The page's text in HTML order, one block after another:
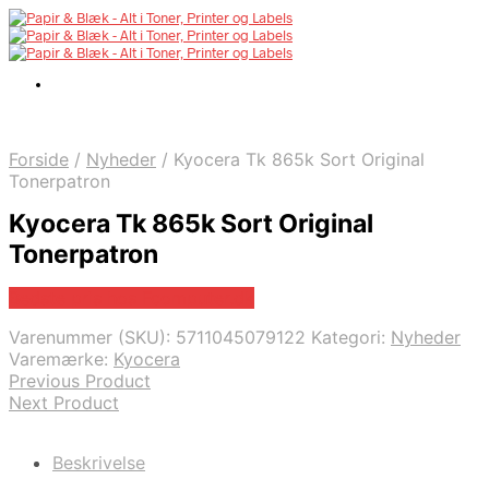
Forside / Nyheder / Kyocera Tk 865k Sort Original
Tonerpatron
Kyocera Tk 865k Sort Original
Tonerpatron
Varenummer (SKU): 5711045079122 Kategori: Nyheder
Varemærke: Kyocera
Previous Product
Next Product
Beskrivelse